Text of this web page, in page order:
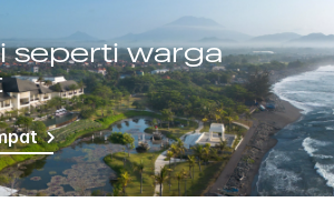
seperti warga